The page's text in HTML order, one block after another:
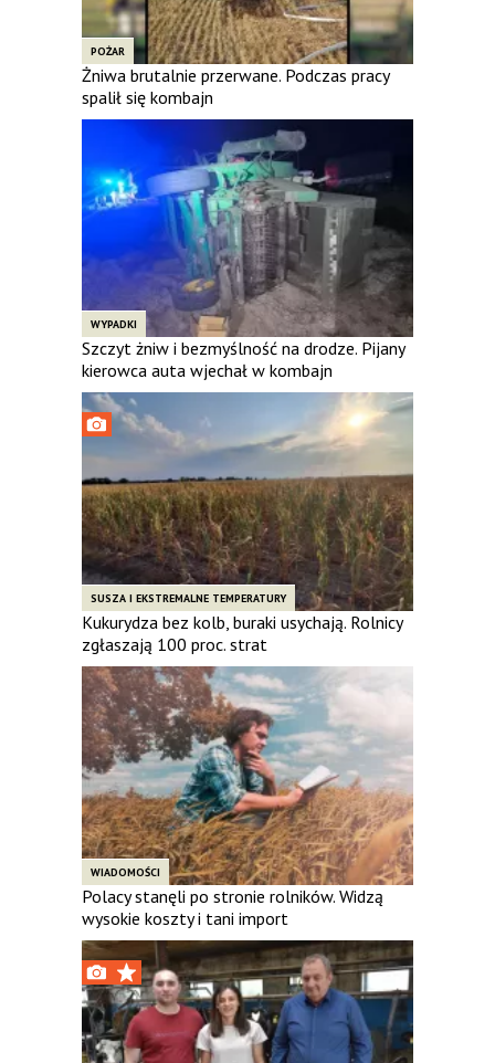
POŻAR
Żniwa brutalnie przerwane. Podczas pracy
spalił się kombajn
WYPADKI
Szczyt żniw i bezmyślność na drodze. Pijany
kierowca auta wjechał w kombajn
SUSZA I EKSTREMALNE TEMPERATURY
Kukurydza bez kolb, buraki usychają. Rolnicy
zgłaszają 100 proc. strat
WIADOMOŚCI
Polacy stanęli po stronie rolników. Widzą
wysokie koszty i tani import